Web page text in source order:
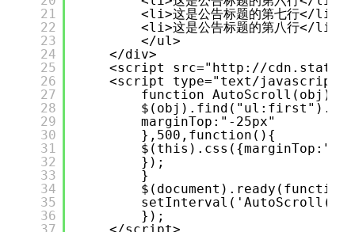
21
22
23
24
25
26
27
28
29
30
31
32
33
34
35
36
<li>这是公告标题的第七行</li>
<li>这是公告标题的第八行</li>
</ul>
</div>
<script src=" http://
<script type="text/
function AutoScroll(obj){
marginTop:"-25px"
},500,function(){
});
}
});